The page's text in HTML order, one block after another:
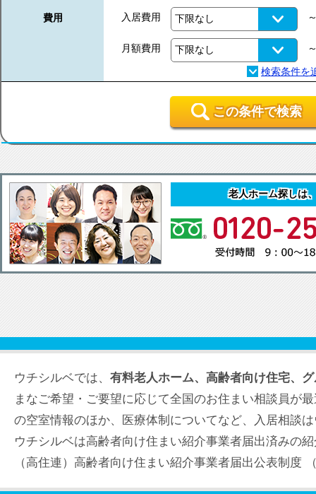
費用 入居費用
月額費用
この条件で検索
老人ホーム探しは
ウチシルベでは、 有料老人ホーム、高齢者向け住宅、
まなご希望・ご要望に応じて全国のお住まい相談員が
の空室情報のほか、医療体制についてなど、入居相談
ウチシルベは高齢者向け住まい紹介事業者届出済みの
（高住連）高齢者向け住まい紹介事業者届出公表制度